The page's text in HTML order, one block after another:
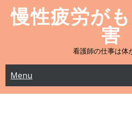
content慢性疲労が
害
看護師の仕事は体
Menu